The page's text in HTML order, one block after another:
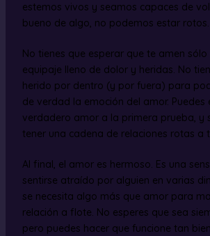
estemos vivos y seamos capaces de
bueno de algo, no podemos estar rotos.
No tienes que esperar que te amen
equipaje lleno de dolor y heridas. No
herido por dentro (y por fuera) para
de verdad la emoción del amor. Puedes
verdadero amor a la primera prueba, y
tener una cadena de relaciones rotas a
Al final, el amor es hermoso. Es una
sentirse atraído por alguien en varias
se necesita algo más que amor para
relación a flote. No esperes que sea
pero puedes hacer que funcione tan